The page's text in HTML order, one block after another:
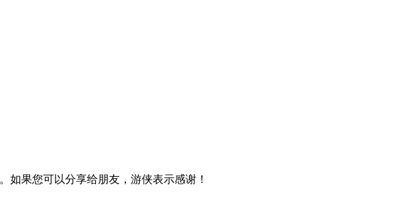
。如果您可以分享给朋友，游侠表示感谢！